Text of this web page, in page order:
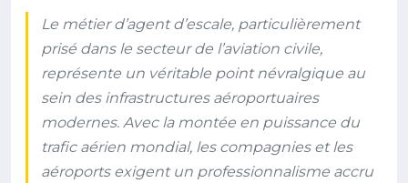
Le métier d’agent d’escale, particulièrement
prisé dans le secteur de l’aviation civile,
représente un véritable point névralgique au
sein des infrastructures aéroportuaires
modernes. Avec la montée en puissance du
trafic aérien mondial, les compagnies et les
aéroports exigent un professionnalisme accru